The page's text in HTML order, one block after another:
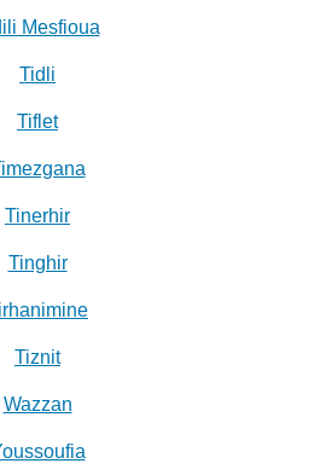
Mesfioua
Tidli
Tiflet
Tinerhir
Tinghir
Tiznit
Wazzan